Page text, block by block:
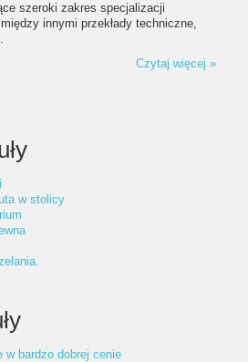
szeroki zakres specjalizacji
innymi przekłady techniczne,
Czytaj więcej »
w stolicy
w bardzo dobrej cenie